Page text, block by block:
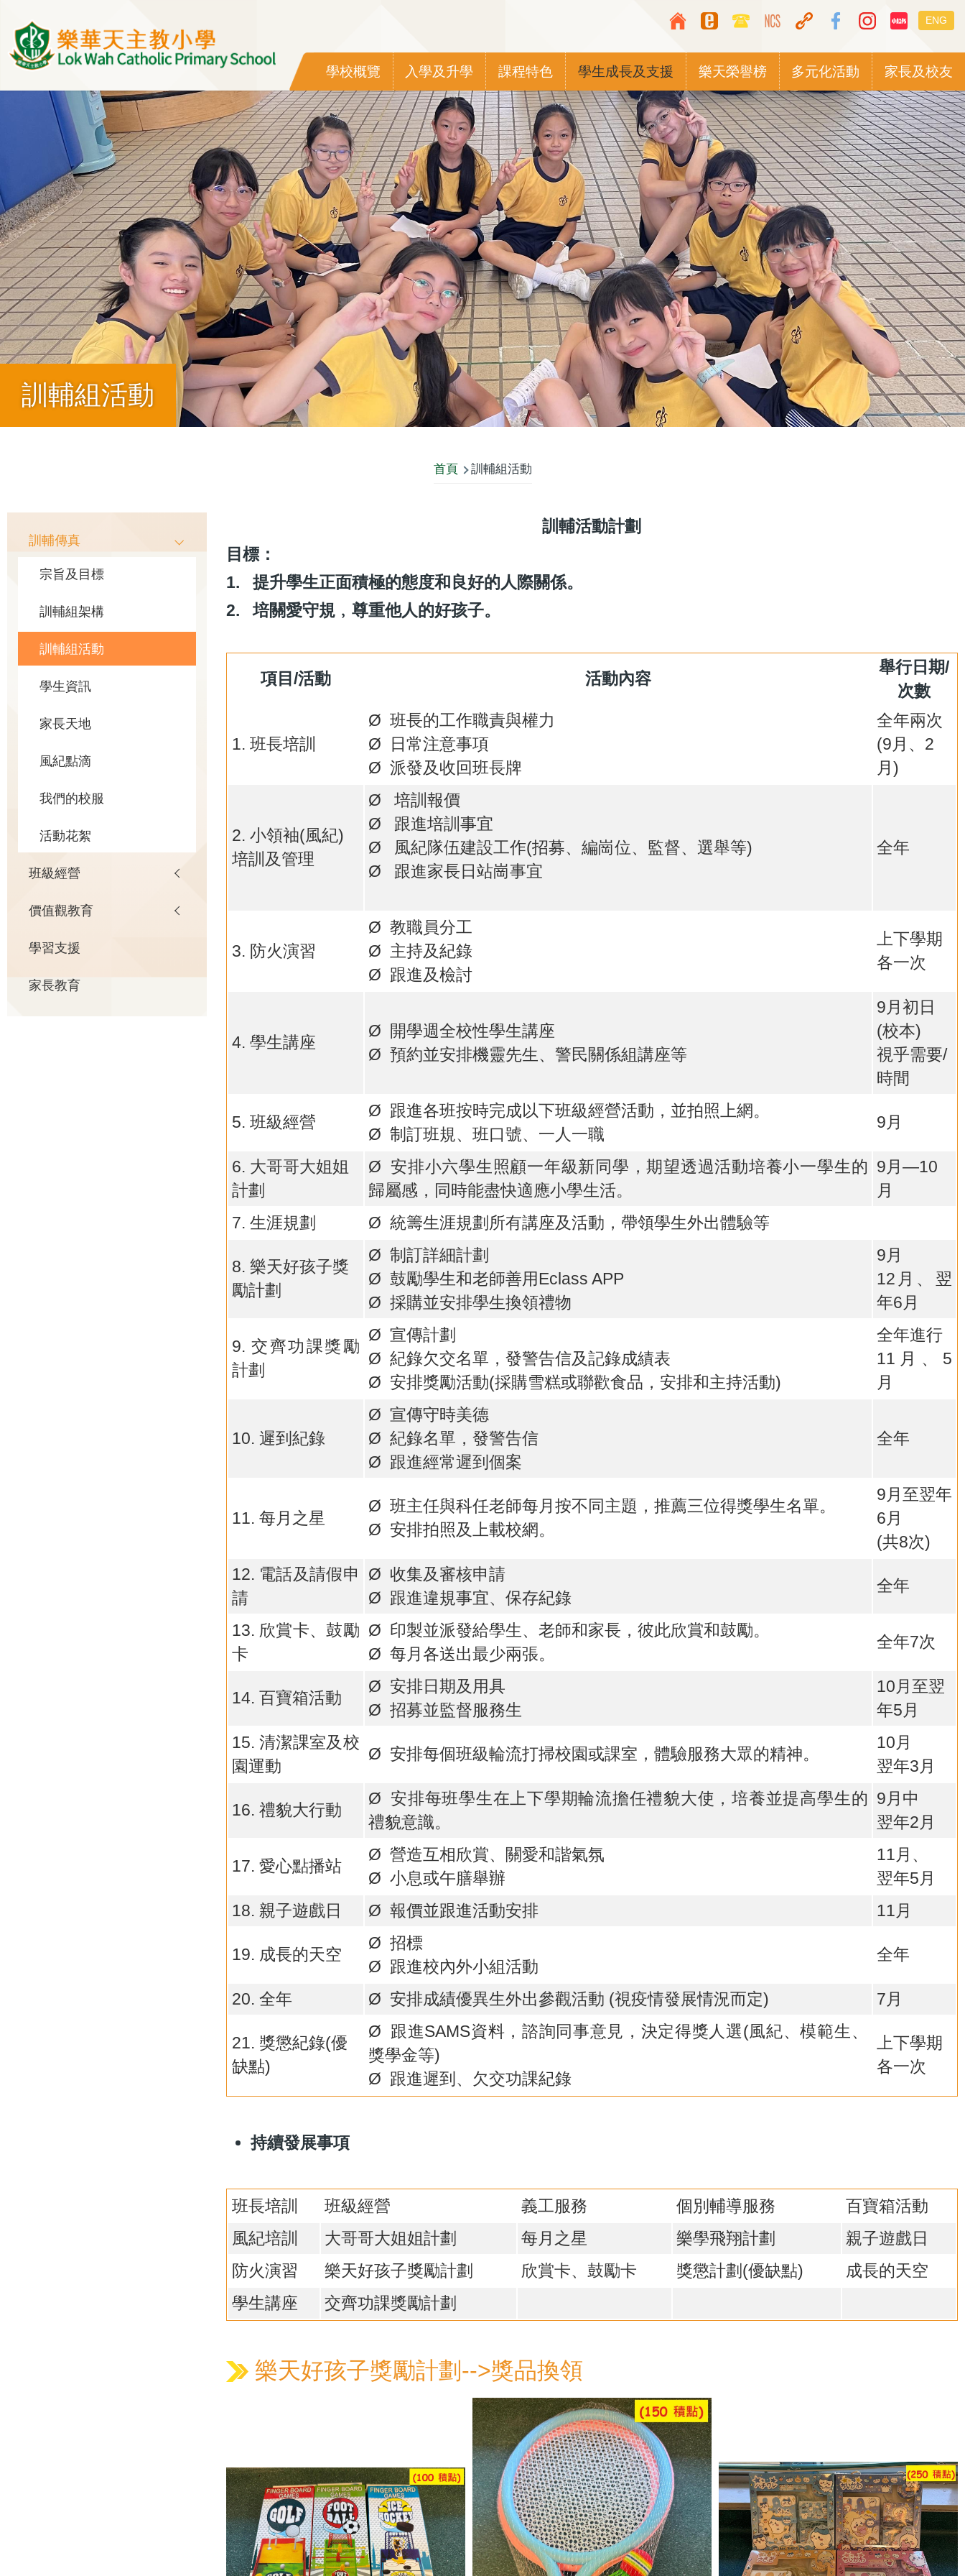
Top
Media
Icon
Button
switcher
ENG
Main
navigation
學校概覽 入學及升學 課程特色 學生成長及支援 樂天榮譽榜 多元化活動 家長及校友
訓輔組活動
航
首頁 訓輔組活動
訓輔活動計劃
目標：
1. 提升學生正面積極的態度和良好的人際關係。
2. 培關愛守規﹐尊重他人的好孩子。
項目/活動 活動內容
舉行日期/
次數
1. 班長培訓
Ø 班長的工作職責與權力
Ø 日常注意事項
Ø 派發及收回班長牌
全年兩次
(9月、2
月)
2. 小領袖(風紀)
培訓及管理
Ø 培訓報價
Ø 跟進培訓事宜
Ø 風紀隊伍建設工作(招募、編崗位、監督、選舉等)
Ø 跟進家長日站崗事宜
全年
3. 防火演習
Ø 教職員分工
Ø 主持及紀錄
Ø 跟進及檢討
上下學期
各一次
4. 學生講座
Ø 開學週全校性學生講座
Ø 預約並安排機靈先生、警民關係組講座等
9月初日
(校本)
視乎需要/
時間
5. 班級經營
Ø 跟進各班按時完成以下班級經營活動，並拍照上網。
Ø 制訂班規、班口號、一人一職
9月
6. 大哥哥大姐姐
計劃
Ø 安排小六學生照顧一年級新同學，期望透過活動培養小一學生的
歸屬感，同時能盡快適應小學生活。
9月—10
月
7. 生涯規劃
Ø 統籌生涯規劃所有講座及活動，帶領學生外出體驗等
8. 樂天好孩子獎
勵計劃
Ø 制訂詳細計劃
Ø 鼓勵學生和老師善用Eclass APP
Ø 採購並安排學生換領禮物
9月
12月、翌
年6月
9. 交齊功課獎勵
計劃
Ø 宣傳計劃
Ø 紀錄欠交名單，發警告信及記錄成績表
Ø 安排獎勵活動(採購雪糕或聯歡食品，安排和主持活動)
全年進行
11月、5
月
10. 遲到紀錄
Ø 宣傳守時美德
Ø 紀錄名單，發警告信
Ø 跟進經常遲到個案
全年
11. 每月之星
Ø 班主任與科任老師每月按不同主題，推薦三位得獎學生名單。
Ø 安排拍照及上載校網。
9月至翌年
6月
(共8次)
12. 電話及請假申
請
Ø 收集及審核申請
Ø 跟進違規事宜、保存紀錄
全年
13. 欣賞卡、鼓勵
卡
Ø 印製並派發給學生、老師和家長，彼此欣賞和鼓勵。
Ø 每月各送出最少兩張。
全年7次
14. 百寶箱活動
Ø 安排日期及用具
Ø 招募並監督服務生
10月至翌
年5月
15. 清潔課室及校
園運動
Ø 安排每個班級輪流打掃校園或課室，體驗服務大眾的精神。
10月
翌年3月
16. 禮貌大行動
Ø 安排每班學生在上下學期輪流擔任禮貌大使，培養並提高學生的
禮貌意識。
9月中
翌年2月
17. 愛心點播站
Ø 營造互相欣賞、關愛和諧氣氛
Ø 小息或午膳舉辦
11月、
翌年5月
18. 親子遊戲日
Ø 報價並跟進活動安排 11月
19. 成長的天空
Ø 招標
Ø 跟進校內外小組活動
全年
20. 全年 Ø 安排成績優異生外出參觀活動 (視疫情發展情況而定) 7月
21. 獎懲紀錄(優
缺點)
Ø 跟進SAMS資料，諮詢同事意見，決定得獎人選(風紀、模範生、
獎學金等)
Ø 跟進遲到、欠交功課紀錄
上下學期
各一次
持續發展事項
班長培訓 班級經營 義工服務 個別輔導服務
百寶箱活動
風紀培訓
大哥哥大姐姐計劃 每月之星 樂學飛翔計劃
親子遊戲日
防火演習
樂天好孩子獎勵計劃 欣賞卡、鼓勵卡 獎懲計劃(優缺點)
成長的天空
學生講座
交齊功課獎勵計劃
樂天好孩子獎勵計劃-->獎品換領
Main
訓輔傳真
宗旨及目標
訓輔組架構
訓輔組活動
學生資訊
家長天地
風紀點滴
我們的校服
活動花絮
班級經營
價值觀教育
學習支援
家長教育